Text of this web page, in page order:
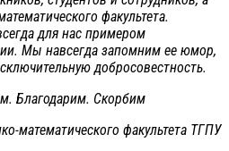
факультета.
для нас примером
Мы навсегда запомним ее юмор,
добросовестность.
Благодарим. Скорбим
математического факультета ТГПУ